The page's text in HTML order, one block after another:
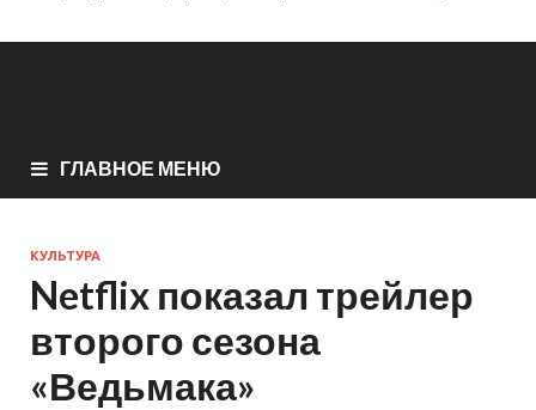
ГЛАВНОЕ МЕНЮ
КУЛЬТУРА
Netflix показал трейлер
второго сезона
«Ведьмака»